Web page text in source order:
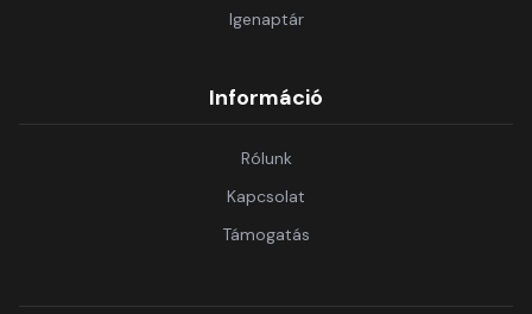
Igenaptár
Információ
Rólunk
Kapcsolat
Támogatás